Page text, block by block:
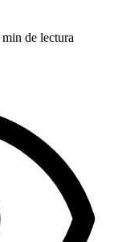
min de lectura